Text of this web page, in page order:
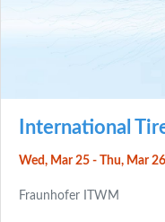
International
Wed, Mar 25 - Thu, Mar
Fraunhofer ITWM